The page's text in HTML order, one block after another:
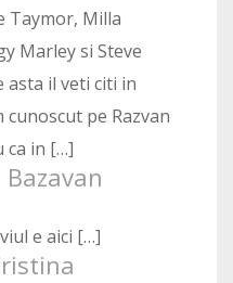
Taymor, Milla
Marley si Steve
asta il veti citi in
cunoscut pe Razvan
ca in […]
e aici […]